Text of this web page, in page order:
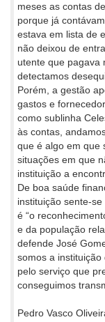
meses as contas
porque já
estava em lista de
não deixou de
utente que pagava
detectamos
Porém, a gestão
gastos e
como sublinha
às contas,
que é algo em que
situações em que
instituição a
De boa saúde
instituição sente-
é “o
e da população
defende José
somos a
pelo serviço que
conseguimos
Pedro Vasco